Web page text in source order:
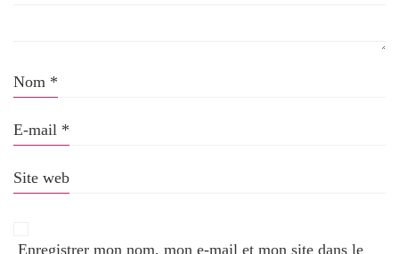
Nom *
E-mail *
Site web
Enregistrer mon nom, mon e-mail et mon site dans le